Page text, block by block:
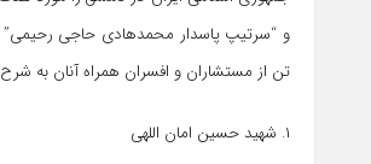
تن از مستشاران و افسران همراه آنان به
۱. شهید حسین امان اللهی